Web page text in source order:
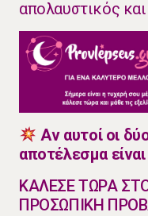
απολαυστικός
Αν αυτοί οι
αποτέλεσμα
ΚΑΛΕΣΕ ΤΩΡΑ
ΠΡΟΣΩΠΙΚΗ